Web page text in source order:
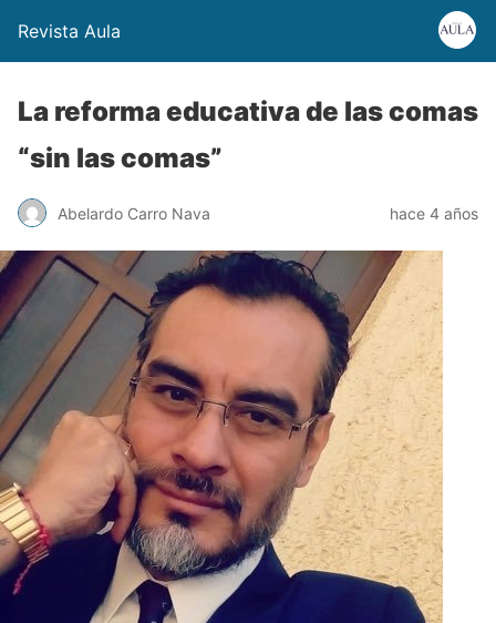
Revista Aula
La reforma educativa de las comas
“sin las comas”
Abelardo Carro Nava hace 4 años